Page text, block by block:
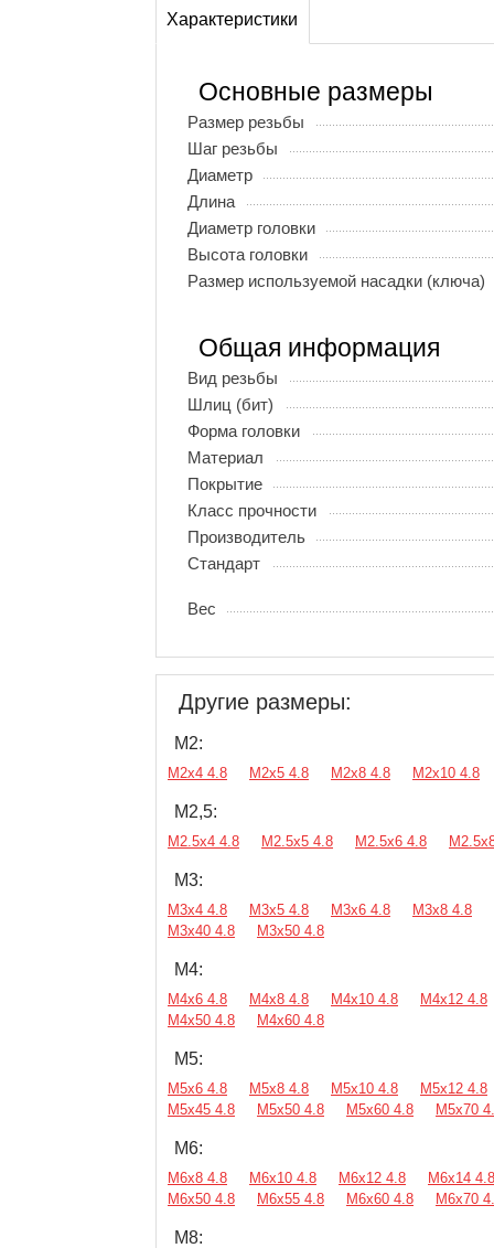
Характеристики
Основные размеры
Размер резьбы
Шаг резьбы
Диаметр
Длина
Диаметр головки
Высота головки
Размер используемой насадки (ключа)
Общая информация
Вид резьбы
Шлиц (бит)
Форма головки
Материал
Покрытие
Класс прочности
Производитель
Стандарт
Вес
Другие размеры:
М2:
М2х4 4.8 М2х5 4.8 М2х8 4.8 М2х10 4.8
М2,5:
М2.5х4 4.8 М2.5х5 4.8 М2.5х6 4.8
М3:
М3х4 4.8 М3х5 4.8 М3х6 4.8
М3х8 4.8
М3х40 4.8
М3х50 4.8
М4:
М4х6 4.8 М4х8 4.8 М4х10 4.8
М4х12 4.8
М4х50 4.8
М4х60 4.8
М5:
М5х6 4.8 М5х8 4.8 М5х10 4.8
М5х12 4.8
М5х45 4.8
М5х50 4.8 М5х60 4.8 М5х70
М6:
М6х8 4.8 М6х10 4.8 М6х12 4.8
М6х14 4.8
М6х50 4.8
М6х55 4.8 М6х60 4.8 М6х70
М8: